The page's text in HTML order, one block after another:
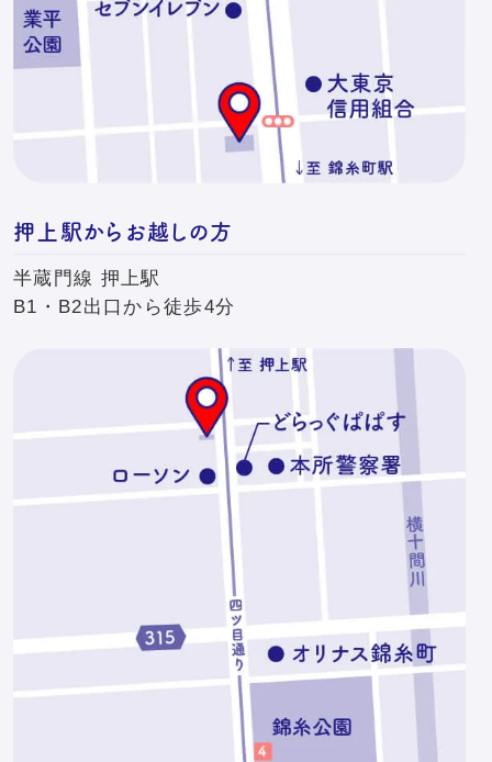
押上駅からお越しの方
半蔵門線 押上駅
B1・B2出口から徒歩4分